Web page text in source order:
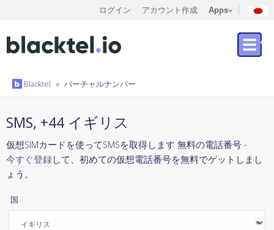
ログイン アカウント作成 Apps
Blacktel » バーチャルナンバー
SMS, +44 イギリス
仮想SIMカードを使ってSMSを取得します 無料の電話番号 -
今すぐ登録して、初めての仮想電話番号を無料でゲットしまし
ょう。
国